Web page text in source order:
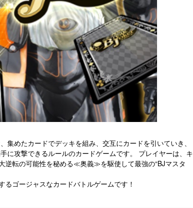
集めたカードでデッキを組み、交互にカードを引いていき、
に攻撃できるルールのカードゲームです。 プレイヤーは、キ
転の可能性を秘める≪奥義≫を駆使して最強の“BJマスタ
ゴージャスなカードバトルゲームです！